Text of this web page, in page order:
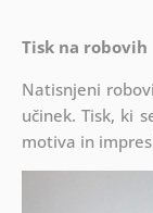
Tisk na robovih
Natisnjeni
učinek. Tisk, ki
motiva in